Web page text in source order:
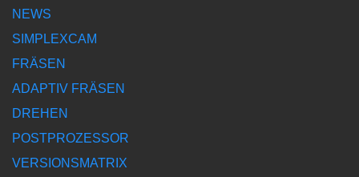
NEWS
SIMPLEXCAM
FRÄSEN
ADAPTIV FRÄSEN
DREHEN
POSTPROZESSOR
VERSIONSMATRIX